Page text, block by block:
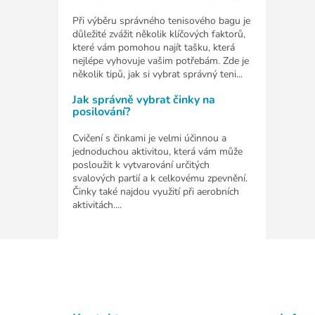
Při výběru správného tenisového bagu je
důležité zvážit několik klíčových faktorů,
které vám pomohou najít tašku, která
nejlépe vyhovuje vašim potřebám. Zde je
několik tipů, jak si vybrat správný teni...
Jak správně vybrat činky na
posilování?
Cvičení s činkami je velmi účinnou a
jednoduchou aktivitou, která vám může
posloužit k vytvarování určitých
svalových partií a k celkovému zpevnění.
Činky také najdou využití při aerobních
aktivitách....